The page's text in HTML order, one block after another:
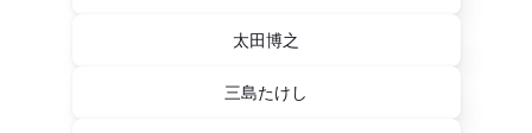
太田博之
三島たけし